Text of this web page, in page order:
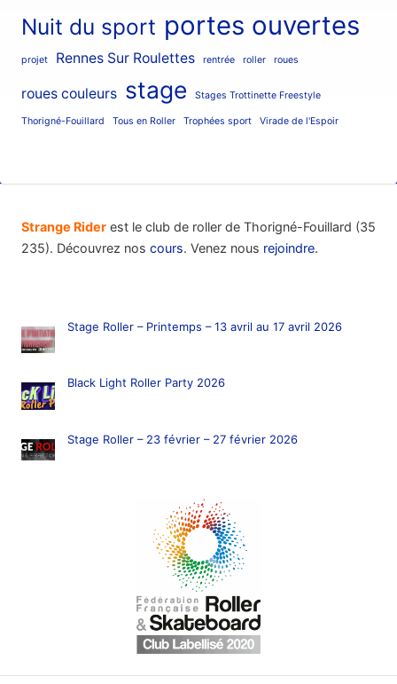
Nuit du sport portes ouvertes
projet Rennes Sur Roulettes rentrée roller roues
roues couleurs stage Stages Trottinette Freestyle
Thorigné-Fouillard Tous en Roller Trophées sport Virade de l'Espoir
Strange Rider est le club de roller de Thorigné-Fouillard (35
235). Découvrez nos cours. Venez nous rejoindre.
Stage Roller – Printemps – 13 avril au 17 avril 2026
Black Light Roller Party 2026
Stage Roller – 23 février – 27 février 2026